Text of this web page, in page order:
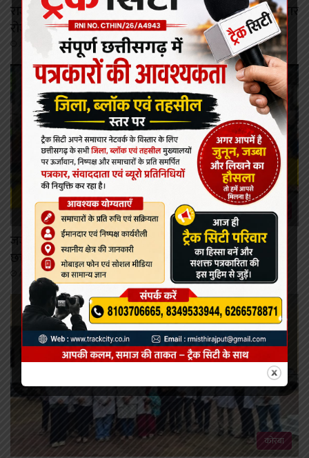
राजनांदगांव में बनेगा इलेक्ट्रॉनिक्स मैन्युफैक्चरिंग क्लस्टर, 9 हजार
रोजगार मिलेंगे
August 7, 2026
कोरबा
जर्जर सड़क और क्षतिग्रस्त पुल की समस्या को लेकर जोहार
छत्तीसगढ़ पार्टी का उग्र चक्का जाम, 4 घंटे तक थमा यातायात
August 7, 2026
कोरबा